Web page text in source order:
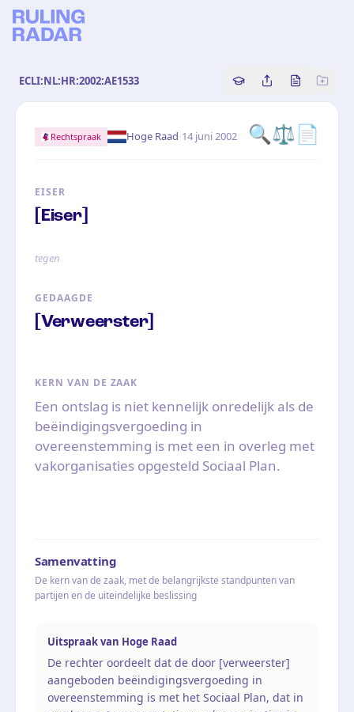
ECLI:NL:HR:2002:AE1533 Copy source
Share this
Bekijk
🔍⚖️📄
Rechtspraak Hoge Raad·14 juni 2002
EISER
[Eiser]
tegen
GEDAAGDE
[Verweerster]
KERN VAN DE ZAAK
Een ontslag is niet kennelijk onredelijk als de
beëindigingsvergoeding in
overeenstemming is met een in overleg met
vakorganisaties opgesteld Sociaal Plan.
Samenvatting
De kern van de zaak, met de belangrijkste standpunten van
partijen en de uiteindelijke beslissing
Uitspraak van Hoge Raad
De rechter oordeelt dat de door [verweerster]
aangeboden beëindigingsvergoeding in
overeenstemming is met het Sociaal Plan, dat in